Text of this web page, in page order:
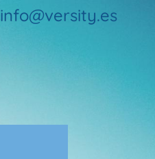
info@versity.es